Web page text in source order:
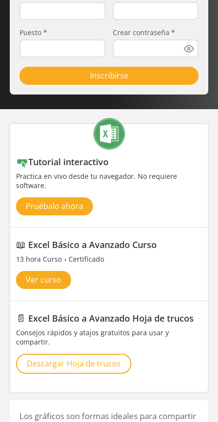
Puesto * Crear contraseña *
Inscribirse
Tutorial interactivo
Practica en vivo desde tu navegador. No requiere
software.
Pruébalo ahora
📖 Excel Básico a Avanzado Curso
13 hora Curso Certificado
Ver curso
📄 Excel Básico a Avanzado Hoja de trucos
Consejos rápidos y atajos gratuitos para usar y
compartir.
Descargar Hoja de trucos
Los gráficos son formas ideales para compartir